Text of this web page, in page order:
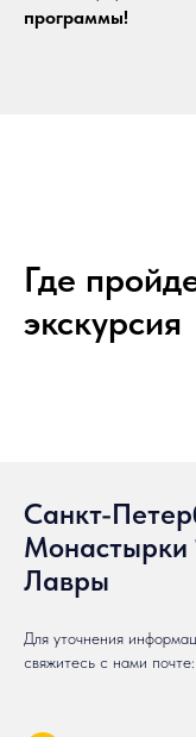
программы!
Где
экскурсия
Санкт-
Монастырки
Лавры
Для уточнения
свяжитесь с нами